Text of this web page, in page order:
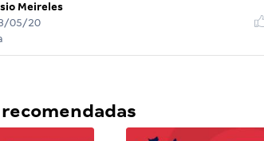
Meireles
05/20